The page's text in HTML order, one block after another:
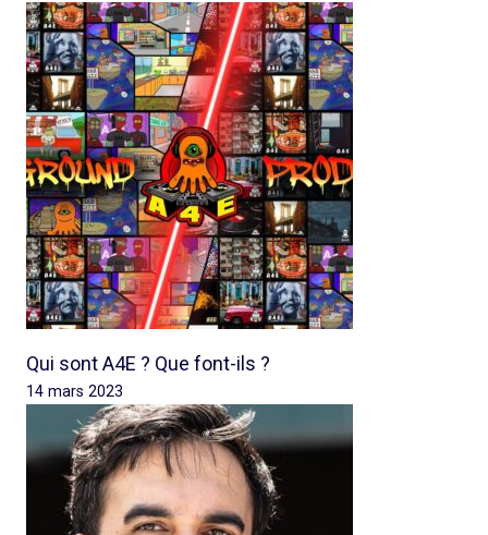
Qui sont A4E ? Que font-ils ?
14 mars 2023